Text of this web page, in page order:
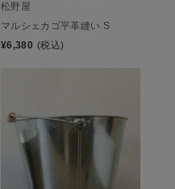
松野屋
マルシェカゴ平革縫い S
¥6,380 (税込)